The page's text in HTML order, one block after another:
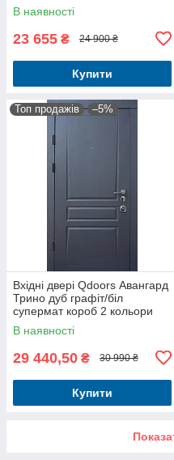
В наявності
23 655 ₴ 24 900 ₴
Купити
Топ продажів –5%
Вхідні двері Qdoors Авангард
Трино дуб графіт/біл
супермат короб 2 кольори
В наявності
29 440,50 ₴ 30 990 ₴
Купити